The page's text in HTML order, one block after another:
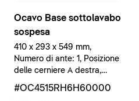
Ocavo Base sottolavabo
sospesa
410 x 293 x 549 mm,
Numero di ante: 1, Posizione
delle cerniere A destra,
Rovere nero massello
#OC4515RH6H60000